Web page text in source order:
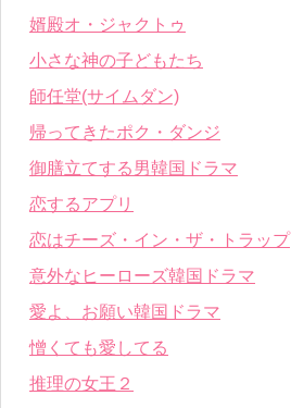
婿殿オ・ジャクトゥ
小さな神の子どもたち
師任堂(サイムダン)
帰ってきたポク・ダンジ
御膳立てする男韓国ドラマ
恋するアプリ
恋はチーズ・イン・ザ・トラップ
意外なヒーローズ韓国ドラマ
愛よ、お願い韓国ドラマ
憎くても愛してる
推理の女王２